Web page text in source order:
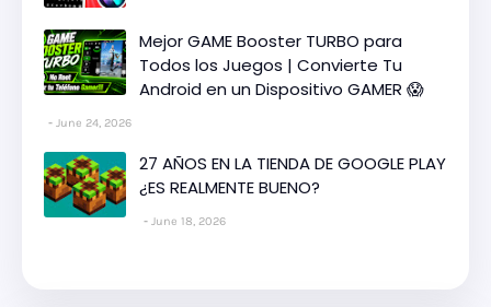
Mejor GAME Booster TURBO para
Todos los Juegos | Convierte Tu
Android en un Dispositivo GAMER 😱
June 24, 2026
27 AÑOS EN LA TIENDA DE GOOGLE PLAY
¿ES REALMENTE BUENO?
June 18, 2026